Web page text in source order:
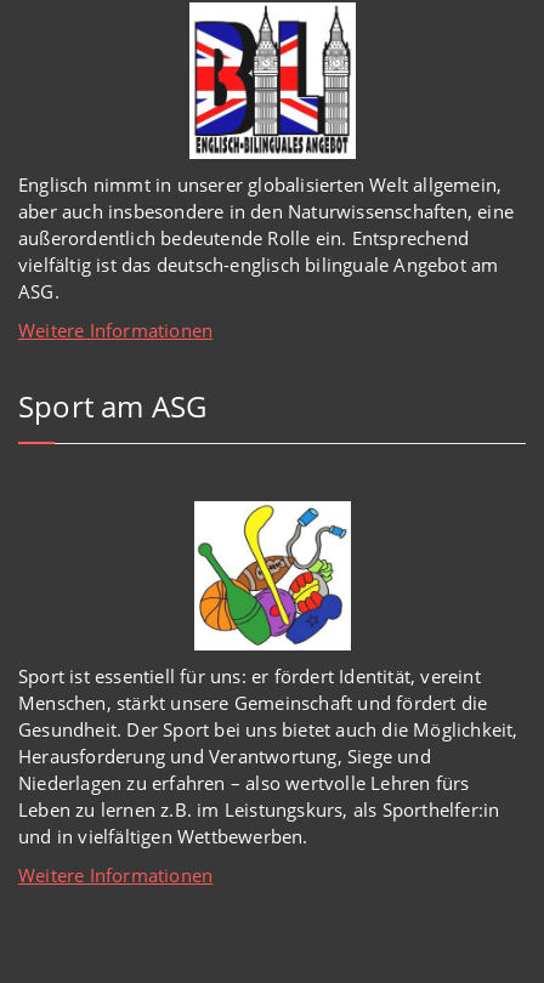
Englisch nimmt in unserer globalisierten Welt allgemein,
aber auch insbesondere in den Naturwissenschaften, eine
außerordentlich bedeutende Rolle ein. Entsprechend
vielfältig ist das deutsch-englisch bilinguale Angebot am
ASG.
Weitere Informationen
Sport am ASG
Sport ist essentiell für uns: er fördert Identität, vereint
Menschen, stärkt unsere Gemeinschaft und fördert die
Gesundheit. Der Sport bei uns bietet auch die Möglichkeit,
Herausforderung und Verantwortung, Siege und
Niederlagen zu erfahren – also wertvolle Lehren fürs
Leben zu lernen z.B. im Leistungskurs, als Sporthelfer:in
und in vielfältigen Wettbewerben.
Weitere Informationen